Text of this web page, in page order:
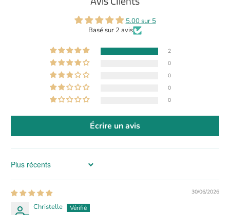
5.00 sur 5
Basé sur 2 avis
2
0
0
0
0
Écrire un avis
Sort by
30/06/2026
Christelle